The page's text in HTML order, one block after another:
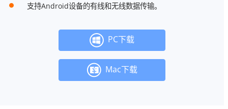
支持Android设备的有线和无线数据传输。
PC下载
Mac下载